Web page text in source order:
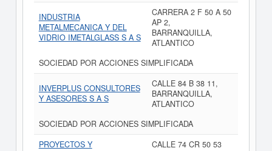
INDUSTRIA
METALMECANICA Y DEL
VIDRIO IMETALGLASS S A S
CARRERA 2 F 50 A 50
AP 2,
BARRANQUILLA,
ATLANTICO
SOCIEDAD POR ACCIONES SIMPLIFICADA
INVERPLUS CONSULTORES
Y ASESORES S A S
CALLE 84 B 38 11,
BARRANQUILLA,
ATLANTICO
SOCIEDAD POR ACCIONES SIMPLIFICADA
PROYECTOS Y
CALLE 74 CR 50 53